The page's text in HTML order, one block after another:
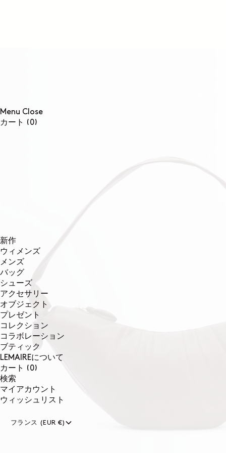
Menu Close
カート
(0)
新作
ウィメンズ
メンズ
バッグ
シューズ
アクセサリー
オブジェクト
プレゼント
コレクション
コラボレーション
ブティック
LEMAIREについて
カート
(0)
検索
マイアカウント
ウィッシュリスト
フランス (EUR €)